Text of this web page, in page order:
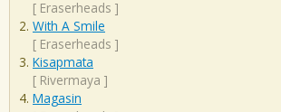
[ Eraserheads ]
With A Smile
[ Eraserheads ]
Kisapmata
[ Rivermaya ]
Magasin